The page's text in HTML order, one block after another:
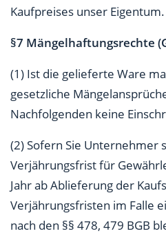
Kaufpreises unser Eigentum.
§7 Mängelhaftungsrechte
(1) Ist die gelieferte Ware
gesetzliche
Nachfolgenden keine
(2) Sofern Sie Unternehmer
Verjährungsfrist für
Jahr ab Ablieferung der
Verjährungsfristen im Falle
nach den §§ 478, 479 BGB